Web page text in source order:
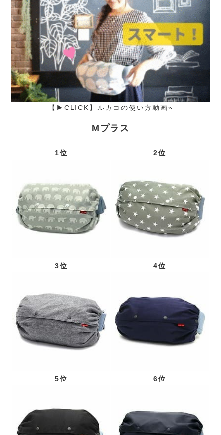
【▶CLICK】ルカコの使い方動画»
Mプラス
1位 2位
3位 4位
5位 6位